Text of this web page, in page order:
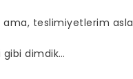
ama, teslimiyetlerim
gibi dimdik…